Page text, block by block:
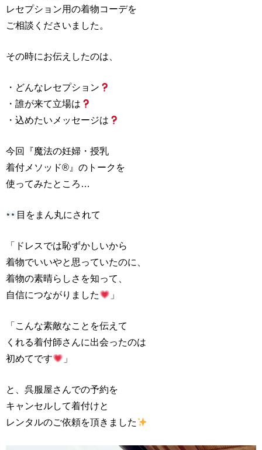
レセプション用の着物コーデを
ご相談くださいました。
その時にお伝えしたのは、
・どんなレセプション
・誰が来て立場は
・込めたいメッセージは
今回『魔法の妊婦・授乳
着付メソッド®』のトークを
使ってみたところ…
目をまん丸にされて
「ドレスでは恥ずかしいから
着物でいいやと思っていたのに、
着物の素晴らしさを知って、
自信につながりました
」
「こんな素敵なことを伝えて
くれる着付師さんに出会ったのは
初めてです
」
と、呉服屋さんでの予約を
キャンセルして着付けと
レンタルのご依頼を頂きました